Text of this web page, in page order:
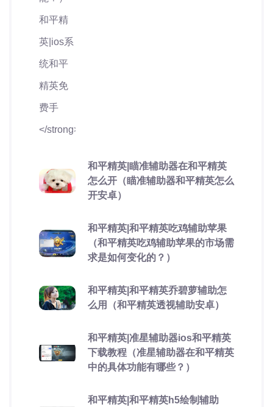
和平精英|瞄准辅助器在和平精英
怎么开（瞄准辅助器和平精英怎么
开安卓）
和平精英|和平精英吃鸡辅助苹果
（和平精英吃鸡辅助苹果的市场需
求是如何变化的？）
和平精英|和平精英乔碧萝辅助怎
么用（和平精英透视辅助安卓）
和平精英|准星辅助器ios和平精英
下载教程（准星辅助器在和平精英
中的具体功能有哪些？）
和平精英|和平精英h5绘制辅助